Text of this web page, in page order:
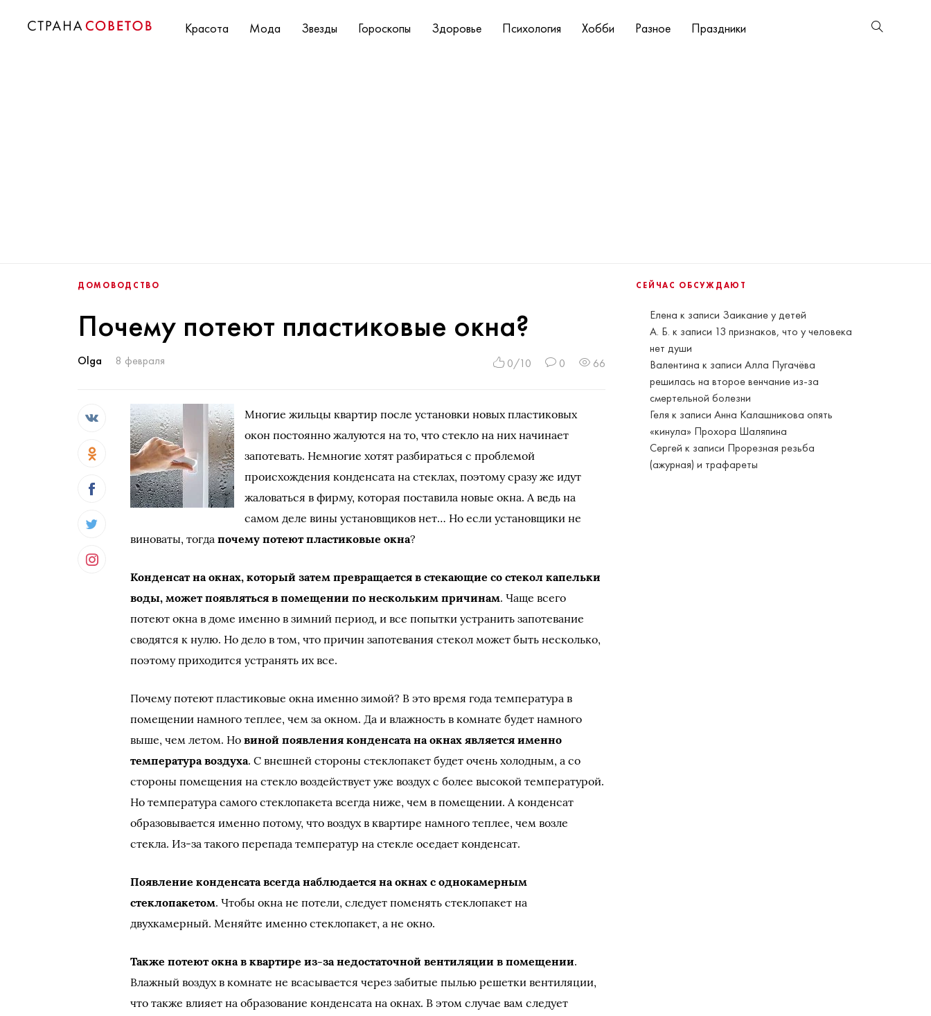
Красота Мода Звезды Гороскопы Здоровье Психология Хобби Разное Праздники
СЕЙЧАС ОБСУЖДАЮТ
Елена к записи Заикание у детей
А. Б. к записи 13 признаков, что у человека
нет души
Валентина к записиАлла Пугачёва
решилась на второе венчание из-за
смертельной болезни
Геля к записиАнна Калашникова опять
«кинула» Прохора Шаляпина
Сергей к записи Прорезная резьба
(ажурная) и трафареты
ДОМОВОДСТВО
Почему потеют пластиковые окна?
Olga 8 февраля 0/10 0 66
Многие жильцы квартир после установки новых пластиковых
окон постоянно жалуются на то, что стекло на них начинает
запотевать. Немногие хотят разбираться с проблемой
происхождения конденсата на стеклах, поэтому сразу же идут
жаловаться в фирму, которая поставила новые окна. А ведь на
самом деле вины установщиков нет… Но если установщики не
виноваты, тогдапочему потеют пластиковые окна?
Конденсат на окнах, который затем превращается в стекающие со стекол капельки
воды, может появляться в помещении по нескольким причинам. Чаще всего
потеют окна в доме именно в зимний период, и все попытки устранить запотевание
сводятся к нулю. Но дело в том, что причин запотевания стекол может быть несколько,
поэтому приходится устранять их все.
Почему потеют пластиковые окна именно зимой? В это время года температура в
помещении намного теплее, чем за окном. Да и влажность в комнате будет намного
выше, чем летом. Новиной появления конденсата на окнах является именно
температура воздуха. С внешней стороны стеклопакет будет очень холодным, а со
стороны помещения на стекло воздействует уже воздух с более высокой температурой.
Но температура самого стеклопакета всегда ниже, чем в помещении. А конденсат
образовывается именно потому, что воздух в квартире намного теплее, чем возле
стекла. Из-за такого перепада температур на стекле оседает конденсат.
Появление конденсата всегда наблюдается на окнах с однокамерным
стеклопакетом. Чтобы окна не потели, следует поменять стеклопакет на
двухкамерный. Меняйте именно стеклопакет, а не окно.
Также потеют окна в квартире из-за недостаточной вентиляции в помещении.
Влажный воздух в комнате не всасывается через забитые пылью решетки вентиляции,
что также влияет на образование конденсата на окнах. В этом случае вам следует